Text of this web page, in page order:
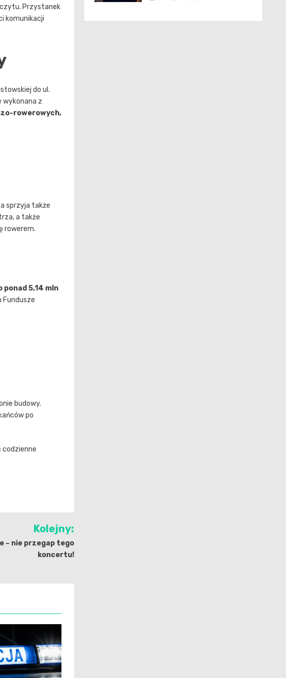
Przystanek
komunikacji
do ul.
wykonana z
rowerowych,
sprzyja także
a także
rowerem.
5,14 mln
Fundusze
budowy.
po
codzienne
Kolejny:
– nie przegap tego
koncertu!